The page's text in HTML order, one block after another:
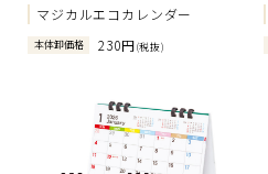
マジカルエコカレンダー
本体卸価格 230円(税抜)